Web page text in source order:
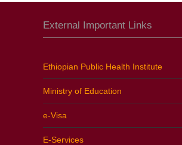
External Important Links
Ethiopian Public Health Institute
Ministry of Education
e-Visa
E-Services